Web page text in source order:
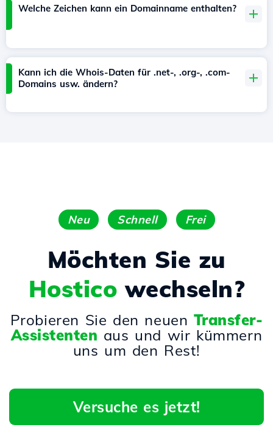
Welche Zeichen kann ein Domainname enthalten?
Kann ich die Whois-Daten für .net-, .org-, .com-
Domains usw. ändern?
Neu Schnell Frei
Möchten Sie zu
Hostico wechseln?
Probieren Sie den neuen Transfer-
Assistenten aus und wir kümmern
uns um den Rest!
Versuche es jetzt!